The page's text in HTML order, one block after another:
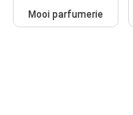
Mooi parfumerie